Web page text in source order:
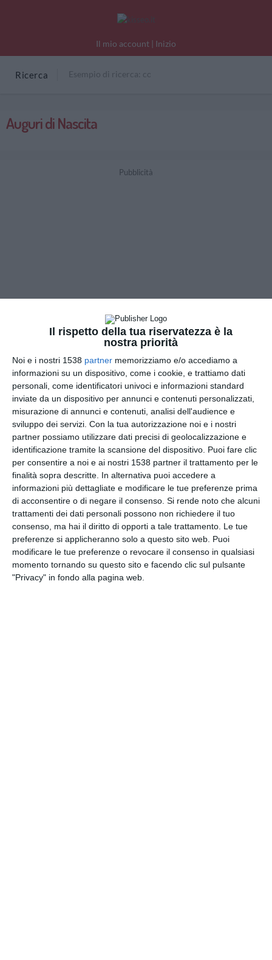
Il rispetto della tua riservatezza è la
nostra priorità
Noi e i nostri 1538 partner memorizziamo e/o accediamo a
informazioni su un dispositivo, come i cookie, e trattiamo dati
personali, come identificatori univoci e informazioni standard
inviate da un dispositivo per annunci e contenuti personalizzati,
misurazione di annunci e contenuti, analisi dell'audience e
sviluppo dei servizi. Con la tua autorizzazione noi e i nostri
partner possiamo utilizzare dati precisi di geolocalizzazione e
identificazione tramite la scansione del dispositivo. Puoi fare clic
per consentire a noi e ai nostri 1538 partner il trattamento per le
finalità sopra descritte. In alternativa puoi accedere a
informazioni più dettagliate e modificare le tue preferenze prima
di acconsentire o di negare il consenso. Si rende noto che alcuni
trattamenti dei dati personali possono non richiedere il tuo
consenso, ma hai il diritto di opporti a tale trattamento. Le tue
preferenze si applicheranno solo a questo sito web. Puoi
modificare le tue preferenze o revocare il consenso in qualsiasi
momento tornando su questo sito e facendo clic sul pulsante
"Privacy" in fondo alla pagina web.
Il mio account | Inizio
Ricerca
Auguri di Nascita
Pubblicità
Palloncino-cuore
Cartolina auguri